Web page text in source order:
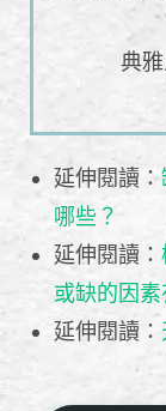
典
延伸閱讀：
哪些？
延伸閱讀：
或缺的因素
延伸閱讀：